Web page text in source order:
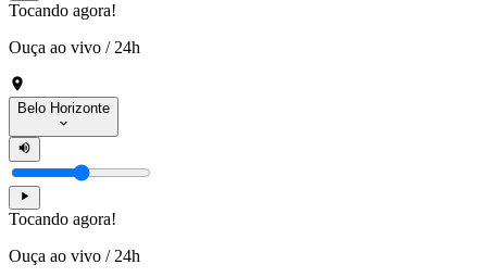
Tocando agora!
Ouça ao vivo / 24h
Belo Horizonte
Tocando agora!
Ouça ao vivo / 24h